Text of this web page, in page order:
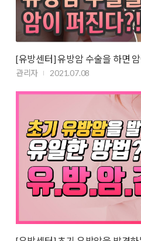
[유방센터] 유방암 수술을 하면
관리자 2021.07.08